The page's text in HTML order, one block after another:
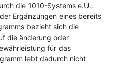
die 1010-Systems e.U..
Ergänzungen eines bereits
bezieht sich die
die änderung oder
für das
lebt dadurch nicht